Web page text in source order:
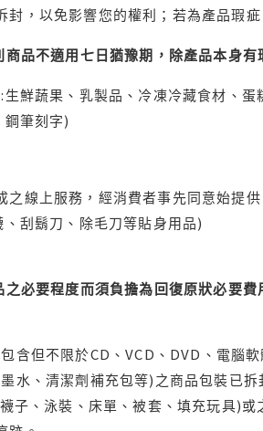
，以免影響您的權利；若為產品瑕疵
品不適用七日猶豫期，除產品本身有
鮮蔬果、乳製品、冷凍冷藏食材、蛋
筆刻字)
線上服務，經消費者事先同意始提
刮鬍刀、除毛刀等貼身用品)
必要程度而須負擔為回復原狀必要
含但不限於CD、VCD、DVD、電腦
水、清潔劑補充包等)之商品包裝已
、泳裝、床單、被套、填充玩具)